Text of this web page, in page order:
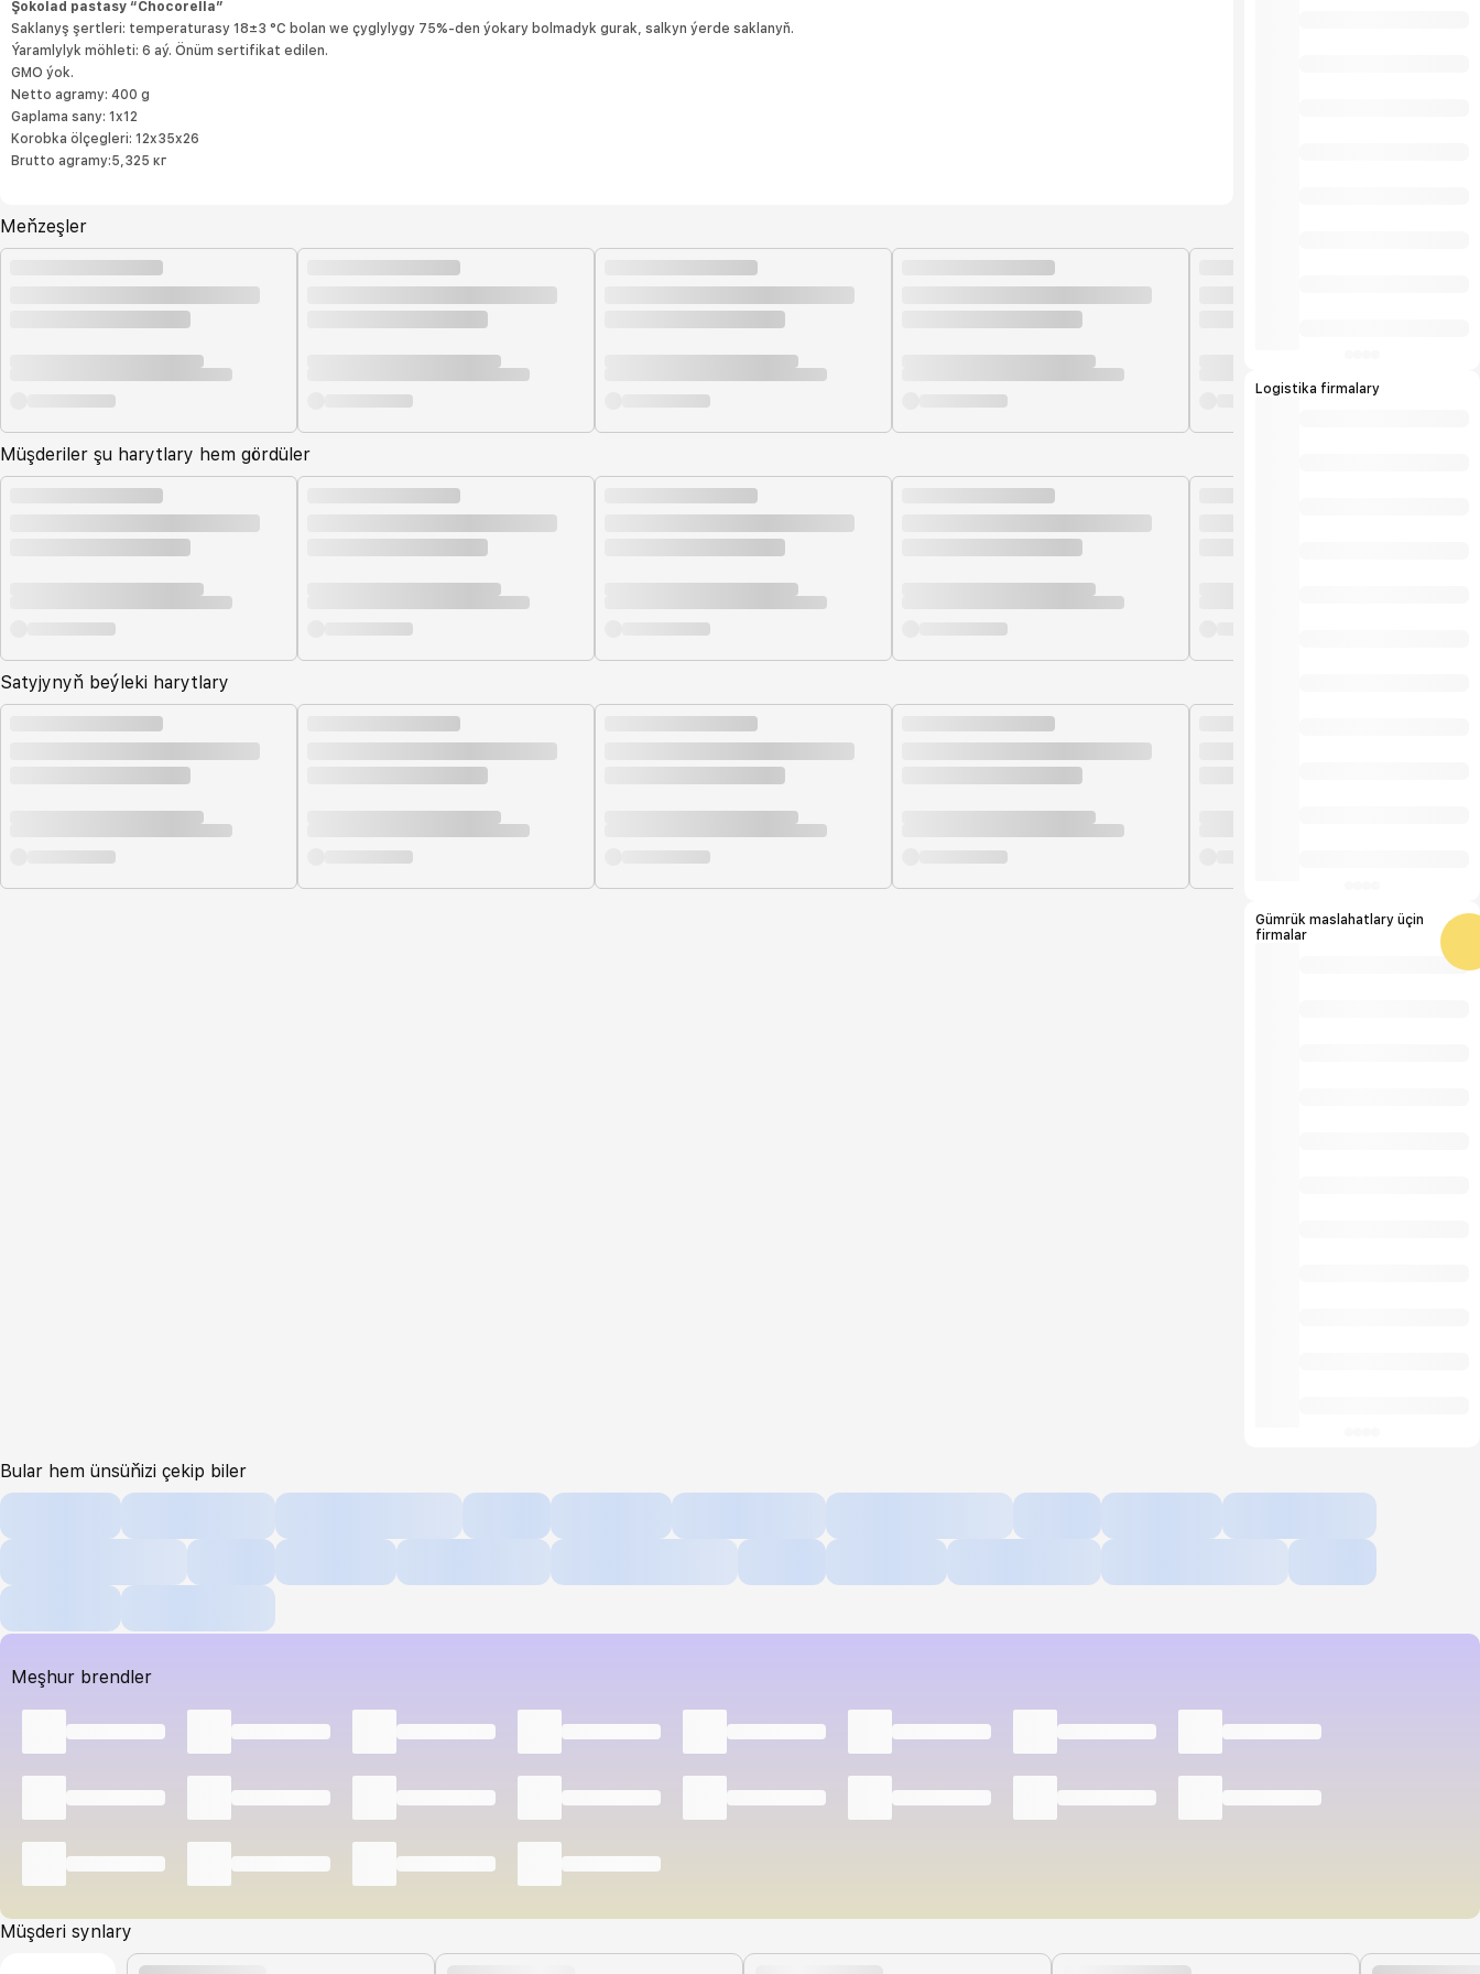
Şokolad pastasy “Chocorella”
Saklanyş şertleri: temperaturasy 18±3 °С bolan we çyglylygy 75%-den ýokary bolmadyk gurak, salkyn ýerde saklanyň.
Ýaramlylyk möhleti: 6 aý. Önüm sertifikat edilen.
GMO ýok.
Netto agramy: 400 g
Gaplama sany: 1x12
Korobka ölçegleri: 12x35x26
Brutto agramy:5,325 кг
Meňzeşler
Müşderiler şu harytlary hem gördüler
Satyjynyň beýleki harytlary
Logistika firmalary
Gümrük maslahatlary üçin
firmalar
Bular hem ünsüňizi çekip biler
Meşhur brendler
Müşderi synlary